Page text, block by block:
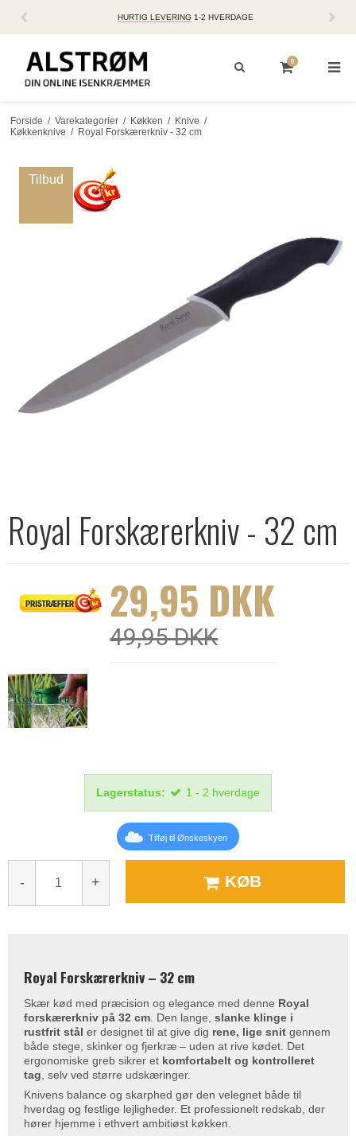
HURTIG LEVERING 1-2 HVERDAGE
0
Forside / Varekategorier / Køkken / Knive /
Køkkenknive / Royal Forskærerkniv - 32 cm
Tilbud
Royal Forskærerkniv - 32 cm
29,95 DKK
49,95 DKK
Lagerstatus: 1 - 2 hverdage
Tilføj til Ønskeskyen
- + KØB
Royal Forskærerkniv – 32 cm
Skær kød med præcision og elegance med denne Royal
forskærerkniv på 32 cm . Den lange, slanke klinge i
rustfrit stål er designet til at give dig rene, lige snit gennem
både stege, skinker og fjerkræ – uden at rive kødet. Det
ergonomiske greb sikrer et komfortabelt og kontrolleret
tag , selv ved større udskæringer.
Knivens balance og skarphed gør den velegnet både til
hverdag og festlige lejligheder. Et professionelt redskab, der
hører hjemme i ethvert ambitiøst køkken.